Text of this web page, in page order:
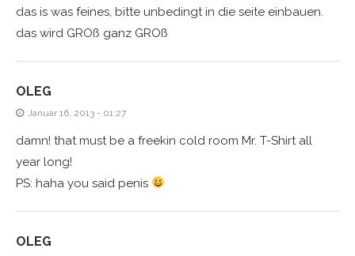
das is was feines, bitte unbedingt in die seite einbauen.
das wird GROß ganz GROß
OLEG
Januar 16, 2013 - 01:27
damn! that must be a freekin cold room Mr. T-Shirt all
year long!
PS: haha you said penis
OLEG